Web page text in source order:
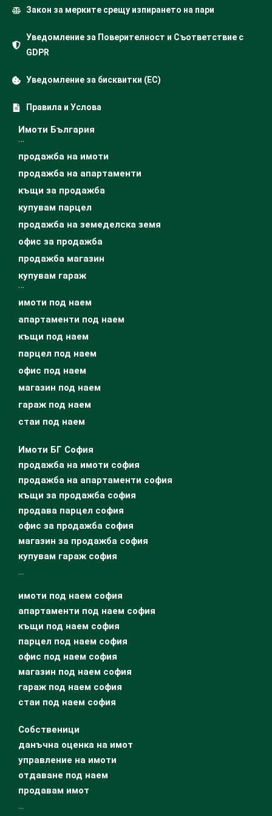
Закон за мерките срещу изпирането на пари
Уведомление за Поверителност и Съответствие с
GDPR
Уведомление за бисквитки (ЕС)
Правила и Услова
Имоти България
…
продажба на имоти
продажба на апартаменти
къщи за продажба
купувам парцел
продажба на земеделска земя
офис за продажба
продажба магазин
купувам гараж
…
имоти под наем
апартаменти под наем
къщи под наем
парцел под наем
офис под наем
магазин под наем
гараж под наем
стаи под наем
Имоти БГ София
продажба на имоти софия
продажба на апартаменти софия
къщи за продажба софия
продава парцел софия
офис за продажба софия
магазин за продажба софия
купувам гараж софия
…
имоти под наем софия
апартаменти под наем софия
къщи под наем софия
парцел под наем софия
офис под наем софия
магазин под наем софия
гараж под наем софия
стаи под наем софия
Собственици
данъчна оценка на имот
управление на имоти
отдаване под наем
продавам имот
…